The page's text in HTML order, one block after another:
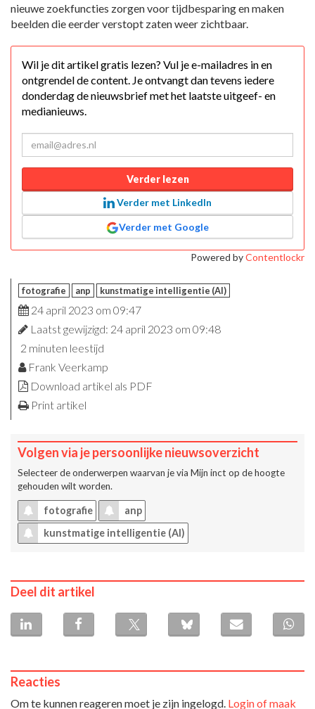
nieuwe zoekfuncties zorgen voor tijdbesparing en maken
beelden die eerder verstopt zaten weer zichtbaar.
Wil je dit artikel gratis lezen? Vul je e-mailadres in en
ontgrendel de content. Je ontvangt dan tevens iedere
donderdag de nieuwsbrief met het laatste uitgeef- en
medianieuws.
Verder lezen
Verder met LinkedIn
Verder met Google
Powered byContentlockr
fotografie anp kunstmatige intelligentie (AI)
24 april 2023 om 09:47
Laatst gewijzigd: 24 april 2023 om 09:48
2 minuten leestijd
Frank Veerkamp
Download artikel als PDF
Print artikel
Volgen via je persoonlijke nieuwsoverzicht
Selecteer de onderwerpen waarvan je via Mijn inct op de hoogte
gehouden wilt worden.
fotografie
anp
kunstmatige intelligentie (AI)
Deel dit artikel
Reacties
Om te kunnen reageren moet je zijn ingelogd. Login of maak